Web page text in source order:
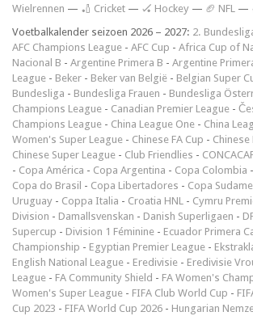
Wielrennen — 🏏 Cricket — 🏑 Hockey — 🏈 NFL —
Voetbalkalender seizoen 2026 – 2027: 2.
AFC Champions League - AFC Cup - Africa Cup of
Nacional B - Argentine Primera B - Argentine
League - Beker - Beker van België - Belgian Super
Bundesliga - Bundesliga Frauen - Bundesliga
Champions League - Canadian Premier League -
Champions League - China League One - China
Women's Super League - Chinese FA Cup - Chinese
Chinese Super League - Club Friendlies -
- Copa América - Copa Argentina - Copa Colombia -
Copa do Brasil - Copa Libertadores - Copa
Uruguay - Coppa Italia - Croatia HNL - Cymru
Division - Damallsvenskan - Danish Superligaen -
Supercup - Division 1 Féminine - Ecuador Primera
Championship - Egyptian Premier League -
English National League - Eredivisie - Eredivisie
League - FA Community Shield - FA Women's
Women's Super League - FIFA Club World Cup -
Cup 2023 - FIFA World Cup 2026 - Hungarian